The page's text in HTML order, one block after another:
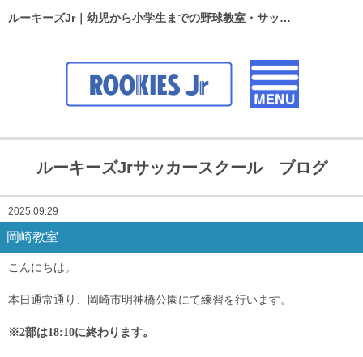
ルーキーズJr｜幼児から小学生までの野球教室・サッカースクール
ルーキーズJrサッカースクール ブログ
2025.09.29
岡崎教室
こんにちは。
本日通常通り、岡崎市明神橋公園にて練習を行います。
※2部は18:10に終わります。